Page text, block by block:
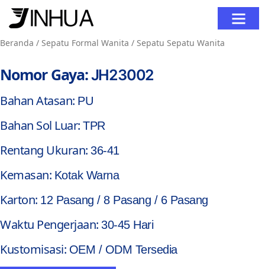
Beranda / Sepatu Formal Wanita / Sepatu Sepatu Wanita
Nomor Gaya:JH23002
Bahan Atasan: PU
Bahan Sol Luar: TPR
Rentang Ukuran: 36-41
Kemasan: Kotak Warna
Karton: 12 Pasang / 8 Pasang / 6 Pasang
Waktu Pengerjaan: 30-45 Hari
Kustomisasi: OEM / ODM Tersedia